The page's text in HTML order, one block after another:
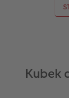
Kubek